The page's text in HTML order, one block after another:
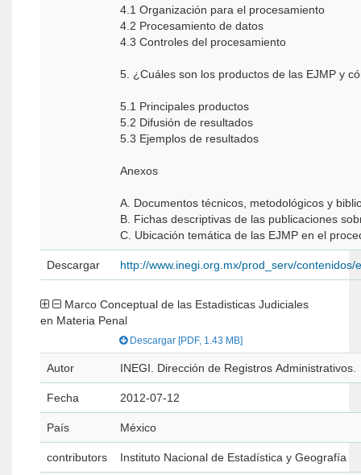
4.1 Organización para el procesamiento
4.2 Procesamiento de datos
4.3 Controles del procesamiento
5. ¿Cuáles son los productos de las EJMP y
5.1 Principales productos
5.2 Difusión de resultados
5.3 Ejemplos de resultados
Anexos
A. Documentos técnicos, metodológicos y
B. Fichas descriptivas de las publicaciones
C. Ubicación temática de las EJMP en el
Descargar http://www.inegi.org.mx/prod_serv/
en Materia Penal
Descargar [PDF, 1.43 MB]
Autor INEGI. Dirección de Registros Administrativos.
Fecha 2012-07-12
País México
contributors Instituto Nacional de Estadística y Geografía